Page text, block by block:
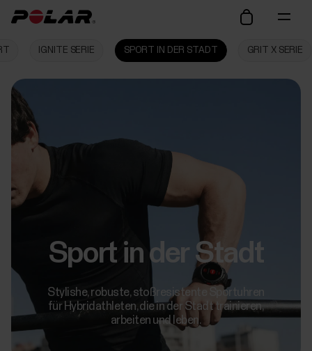
IGNITE SERIE SPORT IN DER STADT GRIT X SERIE
Sport in der Stadt
Stylishe, robuste, stoßresistente Sportuhren
für Hybridathleten, die in der Stadt trainieren,
arbeiten und leben.